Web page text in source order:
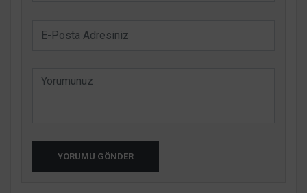
YORUMU GÖNDER